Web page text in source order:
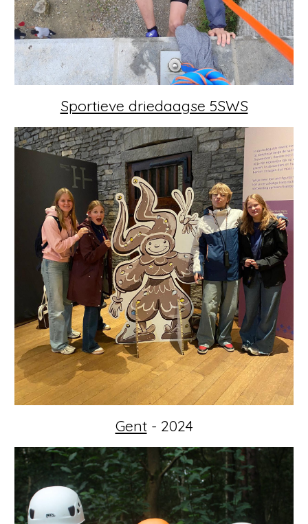
Sportieve driedaagse 5SWS
Gent- 2024